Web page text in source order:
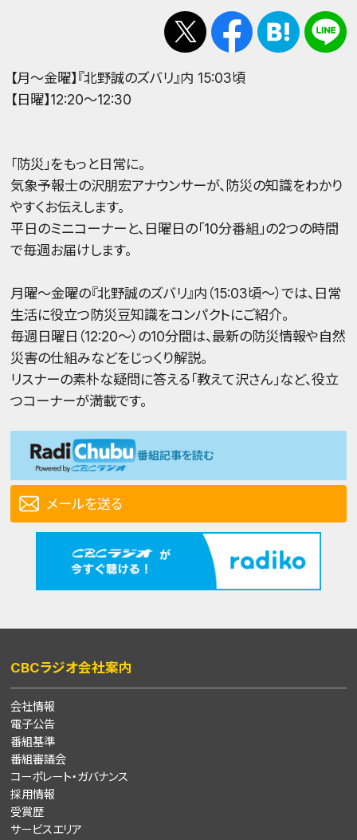
【月～金曜】『北野誠のズバリ』内 15:03頃
【日曜】12:20～12:30
「防災」をもっと日常に。
気象予報士の沢朋宏アナウンサーが、防災の知識をわかり
やすくお伝えします。
平日のミニコーナーと、日曜日の「10分番組」の2つの時間
で毎週お届けします。
月曜～金曜の『北野誠のズバリ』内（15:03頃～）では、日常
生活に役立つ防災豆知識をコンパクトにご紹介。
毎週日曜日（12:20～）の10分間は、最新の防災情報や自然
災害の仕組みなどをじっくり解説。
リスナーの素朴な疑問に答える「教えて沢さん」など、役立
つコーナーが満載です。
番組記事を読む
メールを送る
CBCラジオ会社案内
会社情報
電子公告
番組基準
番組審議会
コーポレート・ガバナンス
採用情報
受賞歴
サービスエリア